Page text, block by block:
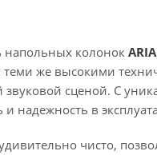
напольных колонок
же высокими
сценой. С
надежность в
чисто,